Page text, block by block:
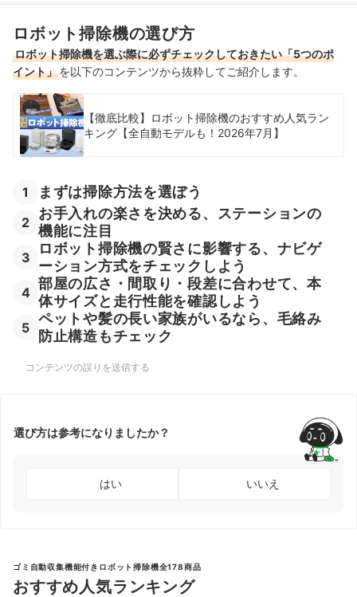
ゴミ自動収集機能付きロボット掃除機全178商品おすすめ人気ランキン
グ
売れ筋の人気ゴミ自動収集機能付きロボット掃除機全39商品を徹底比
あわせて読みたい、関連コンテンツはこちら
ゴミ自動収集機能付きロボット掃除機の売れ筋ランキングもチェック！
ロボット掃除機の選び方
ロボット掃除機を選ぶ際に必ずチェックしておきたい「5つのポ
イント」を以下のコンテンツから抜粋してご紹介します。
【徹底比較】ロボット掃除機のおすすめ人気ラン
キング【全自動モデルも！2026年7月】
1 まずは掃除方法を選ぼう
2
お手入れの楽さを決める、ステーションの
機能に注目
3
ロボット掃除機の賢さに影響する、ナビゲ
ーション方式をチェックしよう
4
部屋の広さ・間取り・段差に合わせて、本
体サイズと走行性能を確認しよう
5
ペットや髪の長い家族がいるなら、毛絡み
防止構造もチェック
コンテンツの誤りを送信する
選び方は参考になりましたか？
はい いいえ
ゴミ自動収集機能付きロボット掃除機全178商品
おすすめ人気ランキング